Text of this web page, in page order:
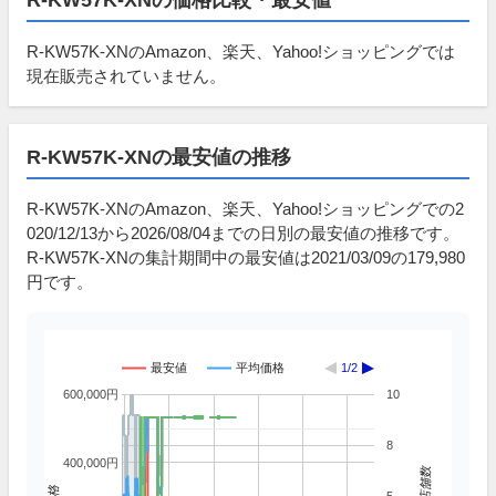
R-KW57K-XNのAmazon、楽天、Yahoo!ショッピングでは
現在販売されていません。
R-KW57K-XNの最安値の推移
R-KW57K-XNのAmazon、楽天、Yahoo!ショッピングでの2
020/12/13から2026/08/04までの日別の最安値の推移です。
R-KW57K-XNの集計期間中の最安値は2021/03/09の179,980
円です。
最安値 平均価格 1/2
400,000円
600,000円
8
10